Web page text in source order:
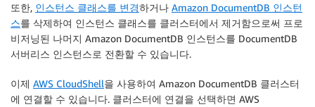
또한, 인스턴스 클래스를 변경하거나 Amazon DocumentDB 인스턴
스를 삭제하여 인스턴스 클래스를 클러스터에서 제거함으로써 프로
비저닝된 나머지 Amazon DocumentDB 인스턴스를 DocumentDB
서버리스 인스턴스로 전환할 수 있습니다.
이제 AWS CloudShell을 사용하여 Amazon DocumentDB 클러스터
에 연결할 수 있습니다. 클러스터에 연결을 선택하면 AWS